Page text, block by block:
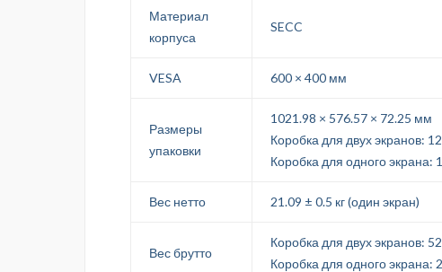
Материал
корпуса
SECC
VESA 600 × 400 мм
Размеры
упаковки
1021.98 × 576.57 × 72.25 мм
Коробка для двух экранов:
Коробка для одного экрана:
Вес нетто 21.09 ± 0.5 кг (один экран)
Вес брутто
Коробка для двух экранов:
Коробка для одного экрана: